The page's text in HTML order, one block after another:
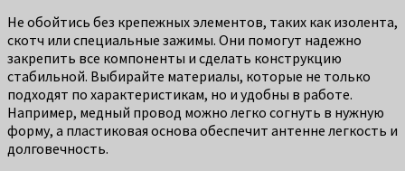
Не обойтись без крепежных элементов, таких как изолента,
скотч или специальные зажимы. Они помогут надежно
закрепить все компоненты и сделать конструкцию
стабильной. Выбирайте материалы, которые не только
подходят по характеристикам, но и удобны в работе.
Например, медный провод можно легко согнуть в нужную
форму, а пластиковая основа обеспечит антенне легкость и
долговечность.